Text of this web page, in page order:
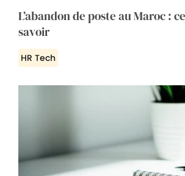
L’abandon de poste au Maroc :
savoir
HR Tech